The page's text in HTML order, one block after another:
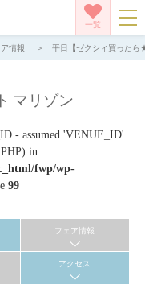
一覧
情報 平日【ゼクシィ買ったら
マリゾン
- assumed 'VENUE_ID'
in
fwp/wp-
99
フェア情報
アクセス